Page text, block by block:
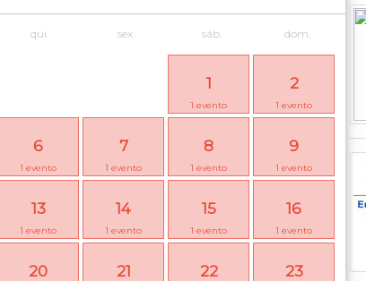
qui. sex. sáb. dom.
1
1 evento
2
1 evento
6
1 evento
7
1 evento
8
1 evento
9
1 evento
13
1 evento
14
1 evento
15
1 evento
16
1 evento
20 21 22 23